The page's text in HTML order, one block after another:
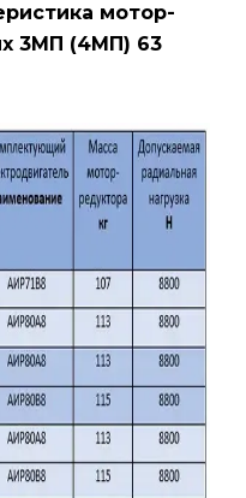
мотор-
3МП (4МП) 63